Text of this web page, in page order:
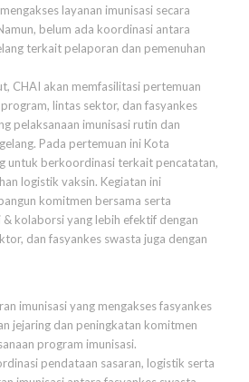
layanan imunisasi secara
belum ada koordinasi antara
terkait pelaporan dan pemenuhan
CHAI akan memfasilitasi pertemuan
lintas sektor, dan fasyankes
pelaksanaan imunisasi rutin dan
Pada pertemuan ini Kota
untuk berkoordinasi terkait pencatatan,
logistik vaksin. Kegiatan ini
komitmen bersama serta
kolaborsi yang lebih efektif dengan
dan fasyankes swasta juga dengan
imunisasi yang mengakses fasyankes
jejaring dan peningkatan komitmen
program imunisasi.
pendataan sasaran, logistik serta